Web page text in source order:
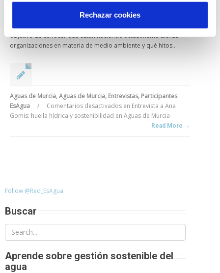
Rechazar cookies
EsAgua inicia un ciclo de entrevistas con las empresas participantes en
nuestra plataforma por la huella hídrica. Estas entrevistas surgen con el
objetivo de conocer qué están haciendo actualmente dichas
organizaciones en materia de medio ambiente y qué hitos...
Aguas de Murcia,Aguas de Murcia, Entrevistas, Participantes
EsAgua
/ Comentarios desactivados en Entrevista a Ana
Gomis: huella hídrica y sostenibilidad en Aguas de Murcia
Read More →
Follow @Red_EsAgua
Buscar
Aprende sobre gestión sostenible del
agua